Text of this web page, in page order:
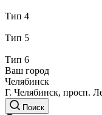
Тип 4
Тип 5
Тип 6
Ваш город
Челябинск
Г. Челябинск, просп.
Поиск